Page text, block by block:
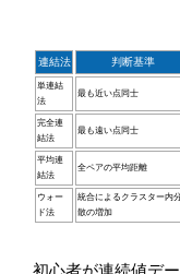
連結法 判断基準
単連結
法
最も近い点同士
完全連
結法
最も遠い点同士
平均連
結法
全ペアの平均距離
ウォー
ド法
統合によるクラスター内
散の増加
初心者が連続値デ